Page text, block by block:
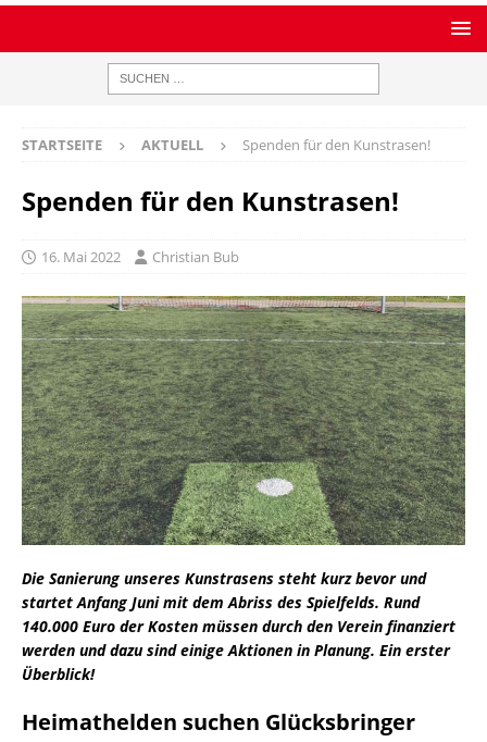
STARTSEITE AKTUELL Spenden für den Kunstrasen!
Spenden für den Kunstrasen!
16. Mai 2022 Christian Bub
Die Sanierung unseres Kunstrasens steht kurz bevor und
startet Anfang Juni mit dem Abriss des Spielfelds. Rund
140.000 Euro der Kosten müssen durch den Verein finanziert
werden und dazu sind einige Aktionen in Planung. Ein erster
Überblick!
Heimathelden suchen Glücksbringer